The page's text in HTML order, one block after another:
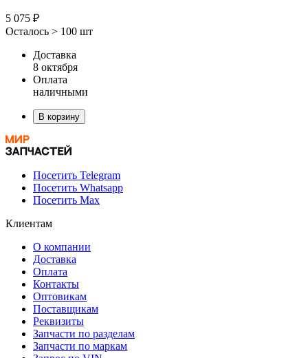
5 075 ₽
Осталось > 100 шт
Доставка
8 октября
Оплата
наличными
В корзину
Посетить Telegram
Посетить Whatsapp
Посетить Max
Клиентам
О компании
Доставка
Оплата
Контакты
Оптовикам
Поставщикам
Реквизиты
Запчасти по разделам
Запчасти по маркам